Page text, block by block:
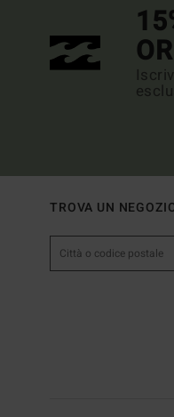
TROVA UN